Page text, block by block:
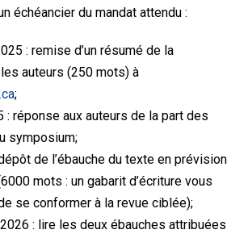
échéancier du mandat attendu :
: remise d’un résumé de la
auteurs (250 mots) à
;
: réponse aux auteurs de la part des
symposium;
de l’ébauche du texte en prévision
mots : un gabarit d’écriture vous
se conformer à la revue ciblée);
: lire les deux ébauches attribuées